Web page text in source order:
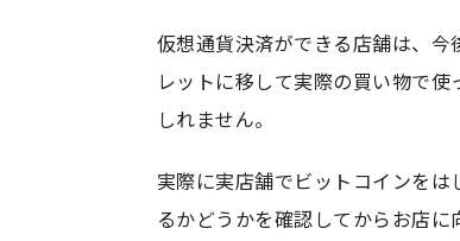
仮想通貨決済ができる店舗は、
レットに移して実際の買い物で
しれません。
実際に実店舗でビットコインを
るかどうかを確認してからお店に